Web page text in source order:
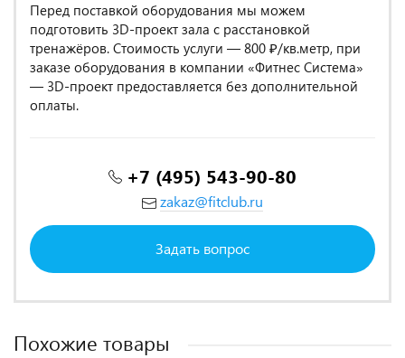
Перед поставкой оборудования мы можем
подготовить 3D-проект зала с расстановкой
тренажёров. Стоимость услуги — 800 ₽/кв.метр, при
заказе оборудования в компании «Фитнес Система»
— 3D-проект предоставляется без дополнительной
оплаты.
+7 (495) 543-90-80
zakaz@fitclub.ru
Задать вопрос
Похожие товары